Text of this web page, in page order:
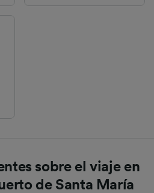
sobre el viaje en
de Santa María